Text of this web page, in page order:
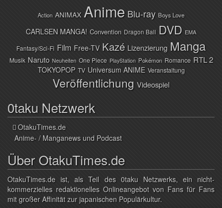
Action ANIMAX Anime Blu-ray Boys Love
CARLSEN MANGA! Convention Dragon Ball DVD EMA
Fantasy/Sci-Fi Film Free-TV Kazé Lizenzierung Manga
Musik Naruto Neuheiten One Piece PlayStation Pokémon Romance RTL 2
TOKYOPOP TV Universum ANIME Veranstaltung
Veröffentlichung Videospiel
0taku Netzwerk
OtakuTimes.de
Anime- / Manganews und Podcast
Über OtakuTimes.de
OtakuTimes.de ist, als Teil des 0taku Netzwerks, ein nicht-
kommerzielles redaktionelles Onlineangebot von Fans für Fans
mit großer Affinität zur japanischen Populärkultur.